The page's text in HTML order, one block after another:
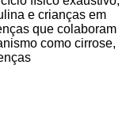
e crianças em
que colaboram
como cirrose,